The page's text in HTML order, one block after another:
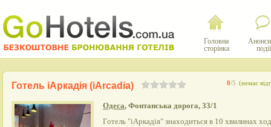
Головна
сторінка
події
0/5 (немає
Готель iАркадія (iArcadia)
Одеса, Фонтанська дорога, 33/1
Готель "іАркадія" знаходиться в 10 хвилинах